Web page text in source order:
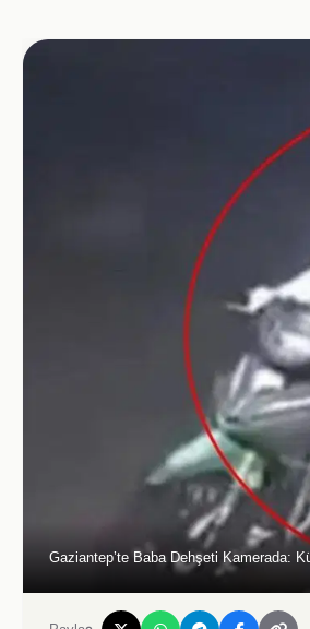
Gaziantep’te Baba Dehşeti Kamerada: